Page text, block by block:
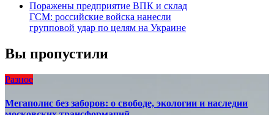
Поражены предприятие ВПК и склад
ГСМ: российские войска нанесли
групповой удар по целям на Украине
Вы пропустили
Разное
Мегаполис без заборов: о свободе, экологии и наследии